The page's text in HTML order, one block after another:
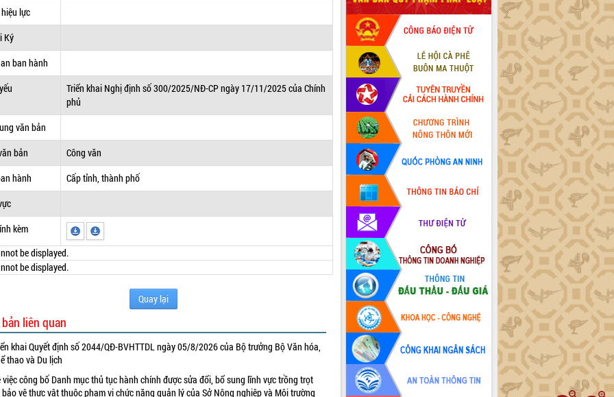
lực
Ký
ban hành
Triển khai Nghị định số 300/2025/NĐ-CP ngày 17/11/2025 của Chính
phủ
văn bản
bản
Công văn
hành
Cấp tỉnh, thành phố
kèm
be displayed.
be displayed.
Quay lại
liên quan
khai Quyết định số 2044/QĐ-BVHTTDL ngày 05/8/2026 của Bộ trưởng Bộ Văn hóa,
thao và Du lịch
việc công bố Danh mục thủ tục hành chính được sửa đổi, bổ sung lĩnh vực trồng trọt
bảo vệ thực vật thuộc phạm vi chức năng quản lý của Sở Nông nghiệp và Môi trường